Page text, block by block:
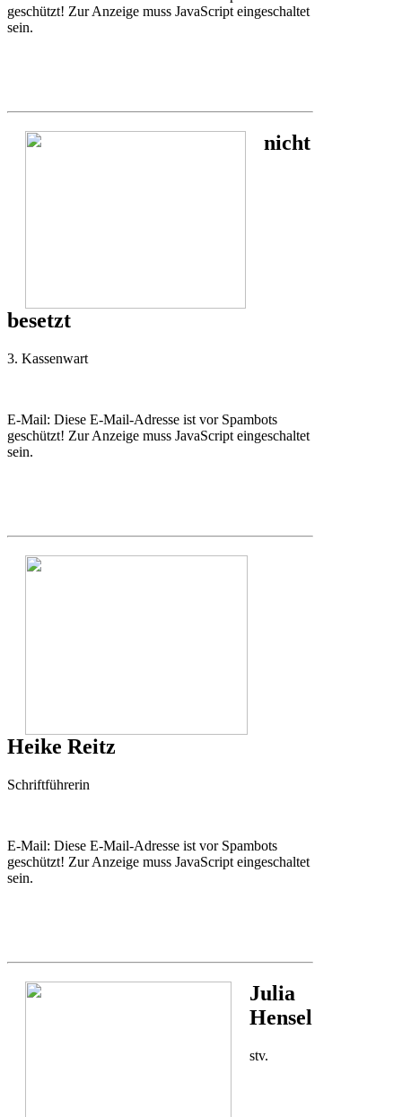
geschützt! Zur Anzeige muss JavaScript eingeschaltet
sein.
nicht
besetzt
3. Kassenwart
E-Mail: Diese E-Mail-Adresse ist vor Spambots
geschützt! Zur Anzeige muss JavaScript eingeschaltet
sein.
Heike Reitz
Schriftführerin
E-Mail: Diese E-Mail-Adresse ist vor Spambots
geschützt! Zur Anzeige muss JavaScript eingeschaltet
sein.
Julia
Hensel
stv.